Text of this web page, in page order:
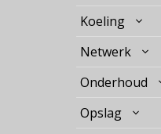
Koeling
Netwerk
Onderhoud
Opslag